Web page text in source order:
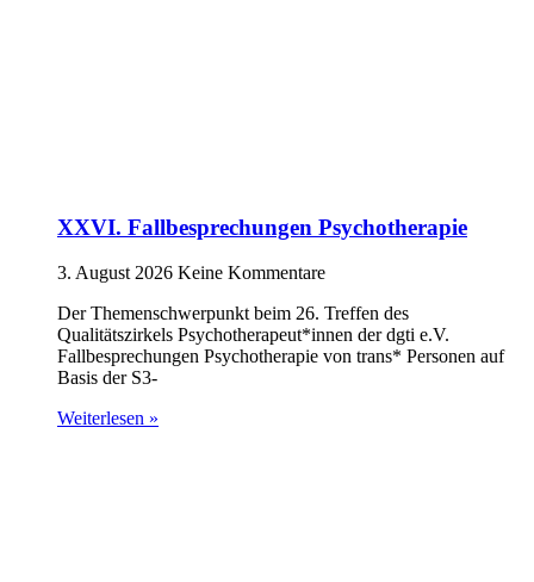
XXVI. Fallbesprechungen Psychotherapie
3. August 2026 Keine Kommentare
Der Themenschwerpunkt beim 26. Treffen des
Qualitätszirkels Psychotherapeut*innen der dgti e.V.
Fallbesprechungen Psychotherapie von trans* Personen auf
Basis der S3-
Weiterlesen »